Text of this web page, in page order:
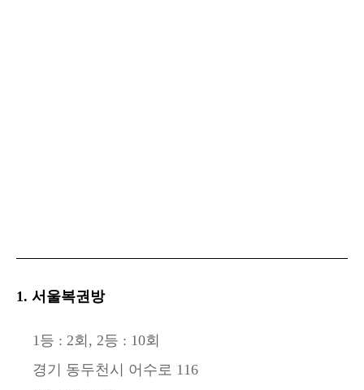
1. 서울복권방
1등 : 2회, 2등 : 10회
경기 동두천시 어수로 116